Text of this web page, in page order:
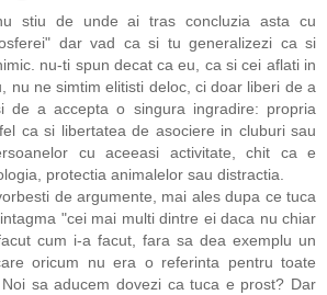
stiu de unde ai tras concluzia asta cu
dar vad ca si tu generalizezi ca si
nu-ti spun decat ca eu, ca si cei aflati in
nu ne simtim elitisti deloc, ci doar liberi de a
de a accepta o singura ingradire: propria
ca si libertatea de asociere in cluburi sau
cu aceeasi activitate, chit ca e
protectia animalelor sau distractia.
de argumente, mai ales dupa ce tuca
"cei mai multi dintre ei daca nu chiar
cum i-a facut, fara sa dea exemplu un
oricum nu era o referinta pentru toate
sa aducem dovezi ca tuca e prost? Dar